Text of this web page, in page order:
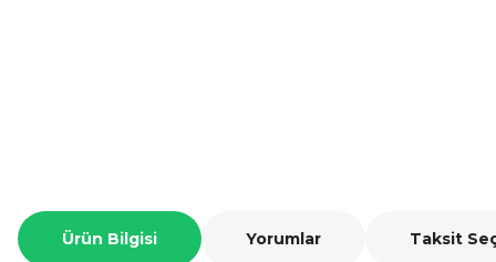
Ürün Bilgisi Yorumlar Taksit